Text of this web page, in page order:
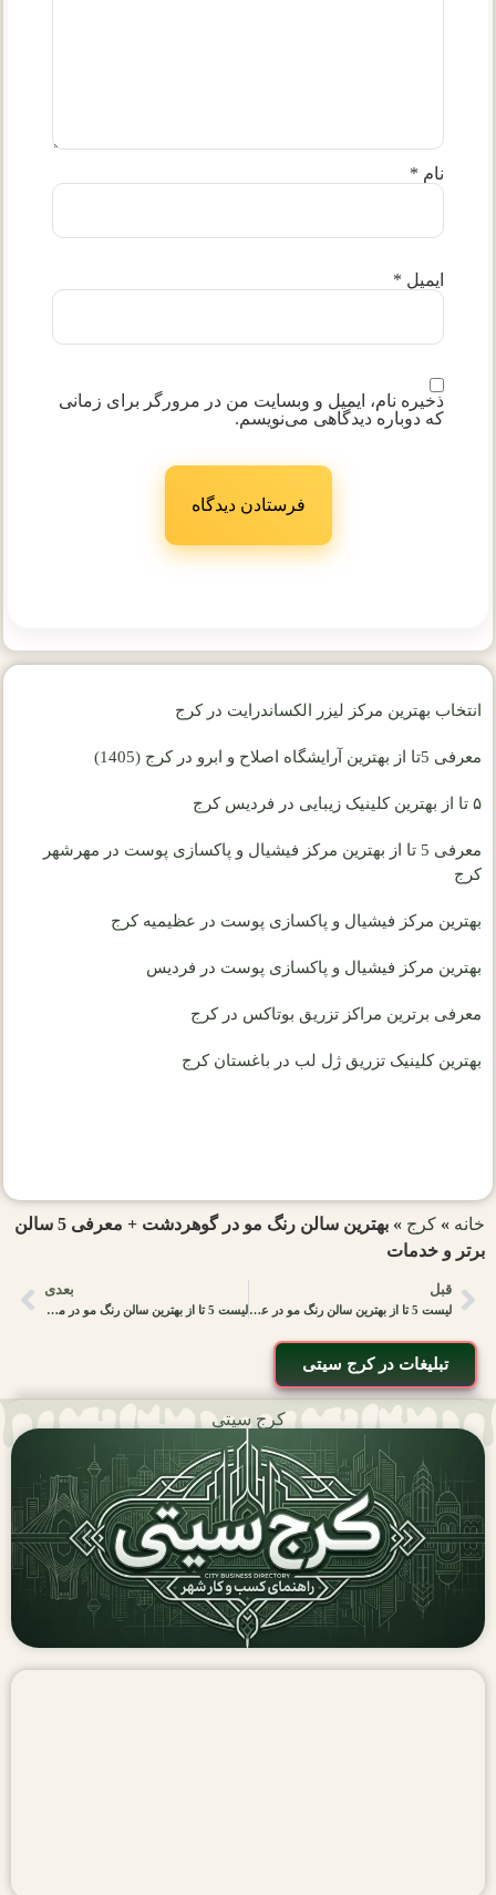
نام *
ایمیل *
ذخیره نام، ایمیل و وبسایت من در مرورگر برای زمانی
که دوباره دیدگاهی می‌نویسم.
انتخاب بهترین مرکز لیزر الکساندرایت در کرج
معرفی 5تا از بهترین آرایشگاه اصلاح و ابرو در کرج (1405)
۵ تا از بهترین کلینیک زیبایی در فردیس کرج
معرفی 5 تا از بهترین مرکز فیشیال و پاکسازی پوست در مهرشهر
کرج
بهترین مرکز فیشیال و پاکسازی پوست در عظیمیه کرج
بهترین مرکز فیشیال و پاکسازی پوست در فردیس
معرفی برترین مراکز تزریق بوتاکس در کرج
بهترین کلینیک تزریق ژل لب در باغستان کرج
خانه » کرج »
بهترین سالن رنگ مو در گوهردشت + معرفی 5 سالن
برتر و خدمات
قبل
لیست 5 تا از بهترین سالن رنگ مو در عظیمیه +اطلاعات تماس
بعدی
لیست 5 تا از بهترین سالن رنگ مو در مهرشهر کرج + اطلاعات تماس
تبلیغات در کرج سیتی
کرج سیتی